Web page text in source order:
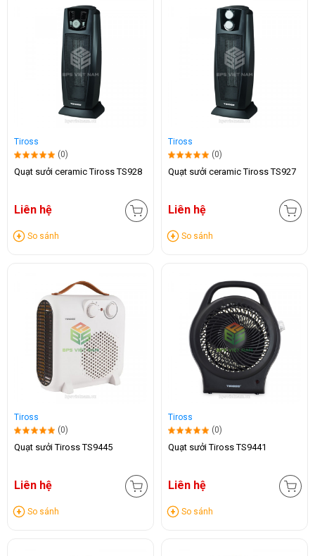
Tiross
(0)
Quạt sưởi ceramic Tiross TS928
Liên hệ
So sánh
Tiross
(0)
Quạt sưởi ceramic Tiross TS927
Liên hệ
So sánh
Tiross
(0)
Quạt sưởi Tiross TS9445
Liên hệ
So sánh
Tiross
(0)
Quạt sưởi Tiross TS9441
Liên hệ
So sánh